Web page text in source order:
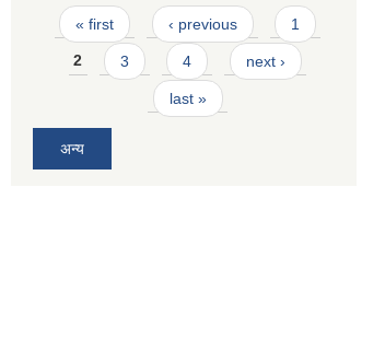
Pages
« first ‹ previous 1
2 3 4 next ›
last »
अन्य